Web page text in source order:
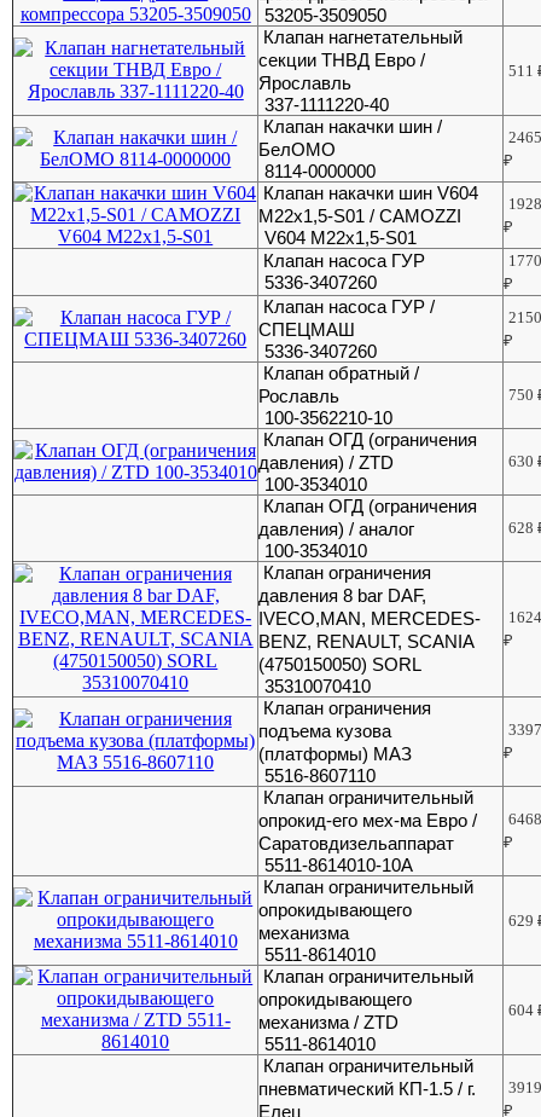
53205-3509050
Клапан нагнетательный
секции ТНВД Евро /
Ярославль
337-1111220-40
511
Клапан накачки шин /
БелОМО
8114-0000000
₽
Клапан накачки шин V604
М22х1,5-S01 / CAMOZZI
V604 М22х1,5-S01
₽
Клапан насоса ГУР
5336-3407260
₽
Клапан насоса ГУР /
СПЕЦМАШ
5336-3407260
₽
Клапан обратный /
Рославль
100-3562210-10
750
Клапан ОГД (ограничения
давления) / ZTD
100-3534010
630
Клапан ОГД (ограничения
давления) / аналог
100-3534010
628
Клапан ограничения
давления 8 bar DAF,
IVECO,MAN, MERCEDES-
BENZ, RENAULT, SCANIA
(4750150050) SORL
35310070410
₽
Клапан ограничения
подъема кузова
(платформы) МАЗ
5516-8607110
₽
Клапан ограничительный
опрокид-его мех-ма Евро /
Саратовдизельаппарат
5511-8614010-10А
₽
Клапан ограничительный
опрокидывающего
механизма
5511-8614010
629
Клапан ограничительный
опрокидывающего
механизма / ZTD
5511-8614010
604
Клапан ограничительный
пневматический КП-1.5 / г.
Елец
₽